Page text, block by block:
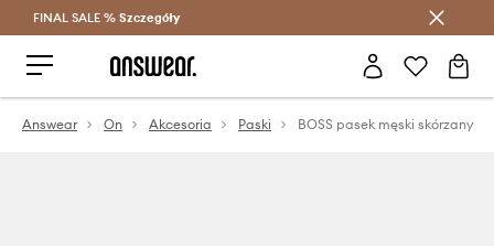
Oszczędzaj z Answear Club >
FINAL SALE % Szczegóły
Answear On Akcesoria Paski BOSS pasek męski skórzany